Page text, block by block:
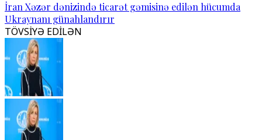
İran Xəzər dənizində ticarət gəmisinə edilən hücumda
Ukraynanı günahlandırır
TÖVSİYƏ EDİLƏN